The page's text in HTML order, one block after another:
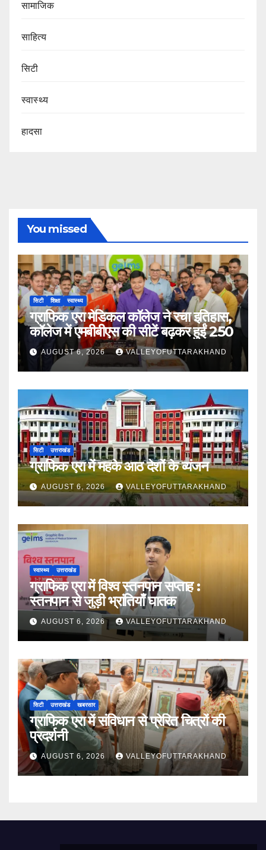
सामाजिक
साहित्य
सिटी
स्वास्थ्य
हादसा
You missed
सिटी शिक्षा स्वास्थ्य
ग्राफिक एरा मेडिकल कॉलेज ने रचा इतिहास,
कॉलेज में एमबीबीएस की सीटें बढ़कर हुईं 250
AUGUST 6, 2026 VALLEYOFUTTARAKHAND
सिटी उत्तराखंड
ग्राफिक एरा में महके आठ देशों के व्यंजन
AUGUST 6, 2026 VALLEYOFUTTARAKHAND
स्वास्थ्य उत्तराखंड
ग्राफिक एरा में विश्व स्तनपान सप्ताह :
स्तनपान से जुड़ी भ्रांतियाँ घातक
AUGUST 6, 2026 VALLEYOFUTTARAKHAND
सिटी उत्तराखंड खबरसार
ग्राफिक एरा में संविधान से प्रेरित चित्रों की
प्रदर्शनी
AUGUST 6, 2026 VALLEYOFUTTARAKHAND